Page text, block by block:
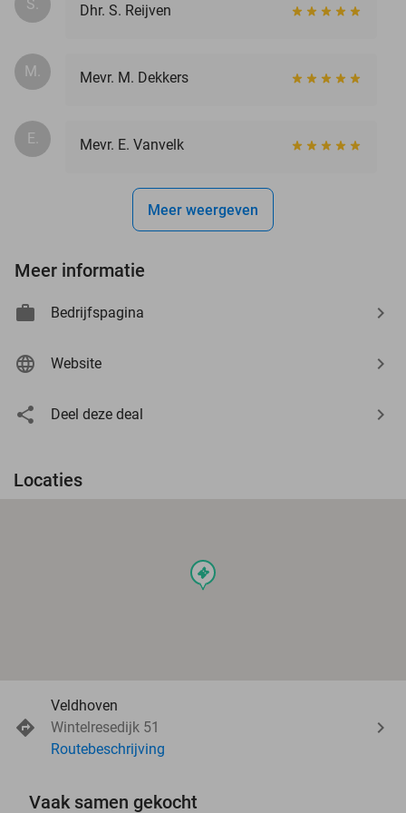
S. Dhr. S. Reijven
M. Mevr. M. Dekkers
E. Mevr. E. Vanvelk
Meer weergeven
Meer informatie
Bedrijfspagina
Website
Deel deze deal
Locaties
events
Veldhoven
Wintelresedijk 51
Routebeschrijving
Vaak samen gekocht